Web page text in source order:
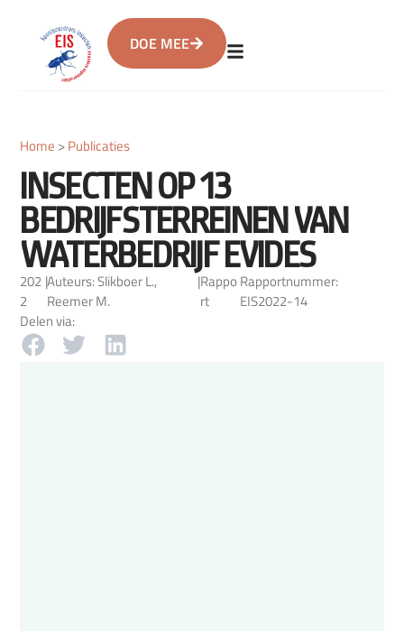
DOE MEE
Home >Publicaties
INSECTEN OP 13
BEDRIJFSTERREINEN VAN
WATERBEDRIJF EVIDES
202
2
|Auteurs: Slikboer L.,
Reemer M.
|Rappo
rt
Rapportnummer:
EIS2022-14
Delen via: